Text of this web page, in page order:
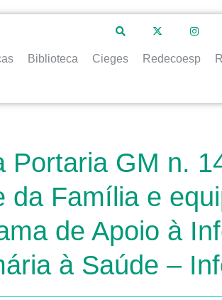
Biblioteca Cieges Redecoesp
Portaria GM n.
da Família e
de Apoio à
à Saúde –